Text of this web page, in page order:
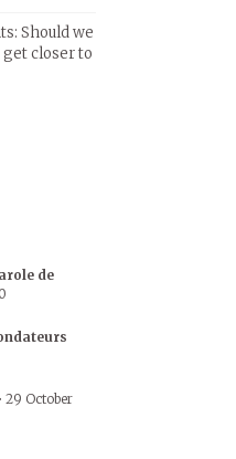
Should we
get closer to
de
• 29 October